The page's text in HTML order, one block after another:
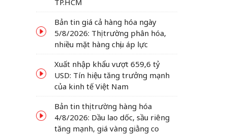
Bản tin giá cả hàng hóa ngày
5/8/2026: Thị trường phân hóa,
nhiều mặt hàng chịu áp lực
Xuất nhập khẩu vượt 659,6 tỷ
USD: Tín hiệu tăng trưởng mạnh
của kinh tế Việt Nam
Bản tin thị trường hàng hóa
4/8/2026: Dầu lao dốc, sầu riêng
tăng mạnh, giá vàng giằng co